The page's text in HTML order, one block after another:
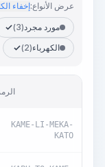
عرض الأنواع:إخفاء
مورد مجرد(3)
الكهرباء(2)
KAME-LI-MEKA-
KATO